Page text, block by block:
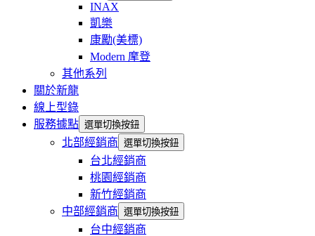
INAX
凱樂
康勵(美標)
Modern 摩登
其他系列
關於新龍
線上型錄
服務據點 選單切換按鈕
北部經銷商 選單切換按鈕
台北經銷商
桃園經銷商
新竹經銷商
中部經銷商 選單切換按鈕
台中經銷商